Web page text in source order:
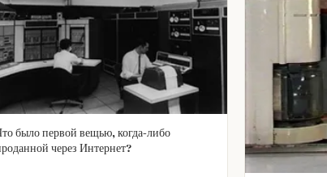
было первой вещью, когда‑либо
через Интернет?